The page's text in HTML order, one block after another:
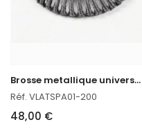
B
rosse metallique universelle pour débroussailleuse
Réf. VLATSPA01-200
48,00 €